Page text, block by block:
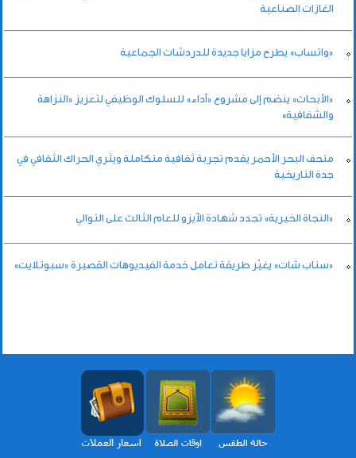
الغازات الصناعية
«واتساب» يطرح مزايا جديدة للدردشات الجماعية
«الأبحاث» ينضم إلى مشروع «أداء» للسلوك الوظيفي لتعزيز «النزاهة
والشفافية»
متحف البحر الأحمر يقدم تجربة ثقافية متكاملة ويثري الحراك الثقافي في
جدة التاريخية
«النجاة الخيرية» تجدد شهادة الآيزو للعام الثالث على التوالي
«سناب شات» يغيّر طريقة تعامل خدمة الفيديوهات القصيرة «سبوتلايت»